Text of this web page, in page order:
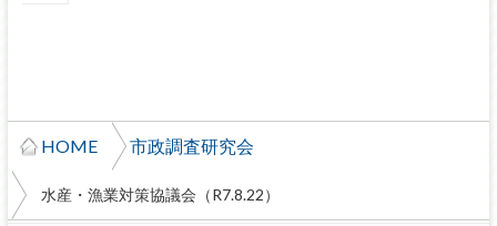
HOME 市政調査研究会
水産・漁業対策協議会（R7.8.22）